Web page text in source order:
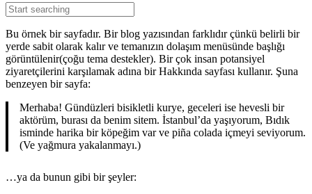
Bu örnek bir sayfadır. Bir blog yazısından farklıdır çünkü belirli bir
yerde sabit olarak kalır ve temanızın dolaşım menüsünde başlığı
görüntülenir(çoğu tema destekler). Bir çok insan potansiyel
ziyaretçilerini karşılamak adına bir Hakkında sayfası kullanır. Şuna
benzeyen bir sayfa:
Merhaba! Gündüzleri bisikletli kurye, geceleri ise hevesli bir
aktörüm, burası da benim sitem. İstanbul’da yaşıyorum, Bıdık
isminde harika bir köpeğim var ve piña colada içmeyi seviyorum.
(Ve yağmura yakalanmayı.)
…ya da bunun gibi bir şeyler: